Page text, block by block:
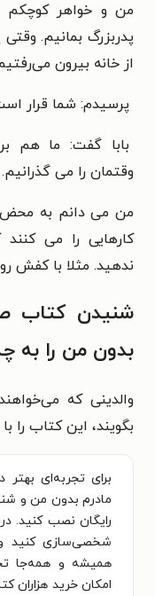
من و خواهر کوچکم
پدربزرگ بمانیم.
از خانه بیرون
پرسیدم: شما قرار
بابا گفت: ما هم
وقتمان را می گذرانیم.
من می دانم به محض
کارهایی را می
ندهید. مثلا با کفش
شنیدن کتاب
بدون من را به
والدینی که
بگویند، این کتاب را
برای تجربه‌ای
مادرم بدون من و
رایگان نصب کنید.
شخصی‌سازی کنید
همیشه و همه‌جا
امکان خرید هزاران